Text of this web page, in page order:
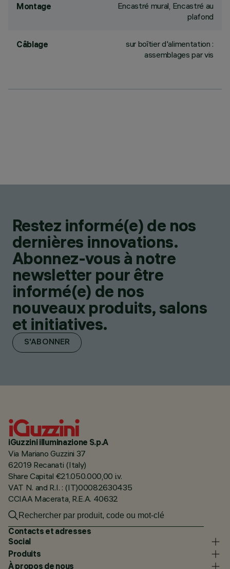
Montage
Encastré mural, Encastré au
plafond
Câblage
sur boîtier d'alimentation :
assemblages par vis
Restez informé(e) de nos
dernières innovations.
Abonnez-vous à notre
newsletter pour être
informé(e) de nos
nouveaux produits, salons
et initiatives.
S'ABONNER
iGuzzini illuminazione S.p.A
Via Mariano Guzzini 37
62019 Recanati (Italy)
Share Capital €21.050.000,00 i.v.
VAT N. and R.I. : (IT)00082630435
CCIAA Macerata, R.E.A. 40632
Contacts et adresses
Social
Produits
À propos de nous